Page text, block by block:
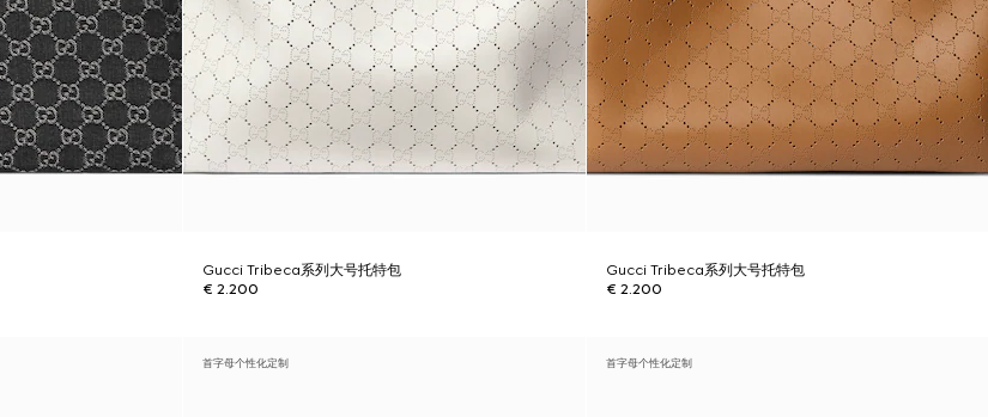
Gucci Tribeca系列大号托特包
€ 2.200
Gucci Tribeca系列大号托特包
€ 2.200
首字母个性化定制 首字母个性化定制